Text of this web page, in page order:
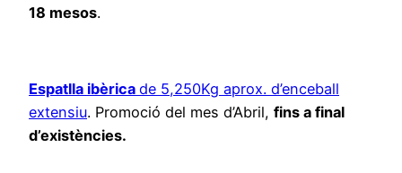
18 mesos.
Espatlla ibèrica de 5,250Kg aprox. d’enceball
extensiu. Promoció del mes d’Abril, fins a final
d’existències.